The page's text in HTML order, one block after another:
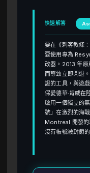
快速解答
要在《刺客教條
要使用專為
改器。2013 年
而導致立即閃退
證的工具，與遊
保愛德華·肯威在
啟用一個獨立的
號」在激烈的海
Montreal 開發的
沒有帳號被封鎖